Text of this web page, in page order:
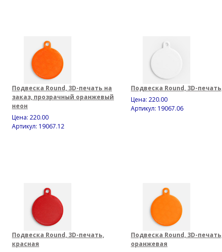
Подвеска Round, 3D-печать на
заказ, прозрачный оранжевый
неон
Цена: 220.00
Артикул: 19067.12
Подвеска Round, 3D-
Цена: 220.00
Артикул: 19067.06
Подвеска Round, 3D-печать,
красная
Подвеска Round, 3D-
оранжевая